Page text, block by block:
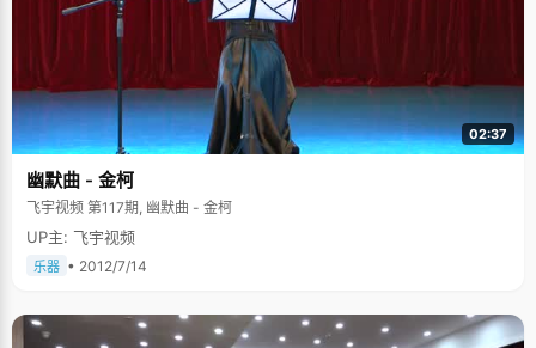
02:37
幽默曲 - 金柯
飞宇视频 第117期, 幽默曲 - 金柯
UP主: 飞宇视频
乐器 • 2012/7/14